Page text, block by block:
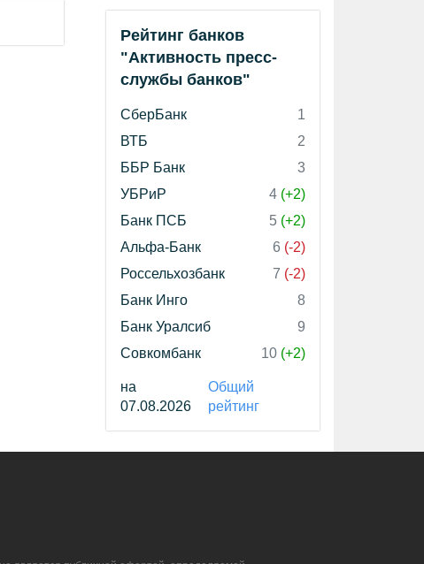
Рейтинг банков
"Активность пресс-
службы банков"
СберБанк
1
ВТБ
2
ББР Банк
3
УБРиР
4 (+2)
Банк ПСБ
5 (+2)
Альфа-Банк
6 (-2)
Россельхозбанк
7 (-2)
Банк Инго
8
Банк Уралсиб
9
Совкомбанк
10 (+2)
на
07.08.2026
Общий
рейтинг